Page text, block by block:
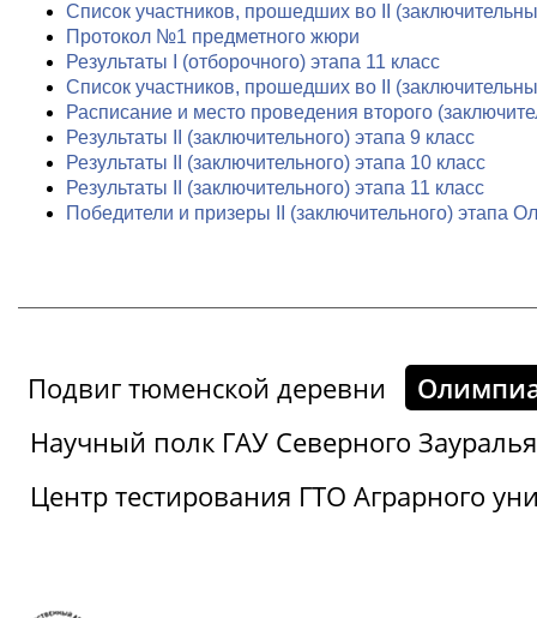
Список участников, прошедших во II
Протокол №1 предметного жюри
Результаты I (отборочного) этапа 11 класс
Список участников, прошедших во II
Расписание и место проведения второго
Результаты II (заключительного) этапа 9 класс
Результаты II (заключительного) этапа 10 класс
Результаты II (заключительного) этапа 11 класс
Победители и призеры II (заключительного) этапа
Подвиг тюменской деревни
Научный полк ГАУ Северного Зауралья
Центр тестирования ГТО Аграрного